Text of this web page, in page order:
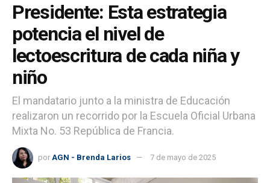
Presidente: Esta estrategia
potencia el nivel de
lectoescritura de cada niña y
niño
El mandatario junto a la ministra de Educación
realizaron un recorrido por la Escuela Oficial Urbana
Mixta No. 53 República de Francia.
por AGN - Brenda Larios 7 de mayo de 2025